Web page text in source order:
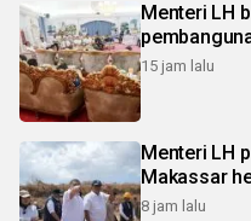
Menteri LH
15 jam lalu
Menteri LH
8 jam lalu